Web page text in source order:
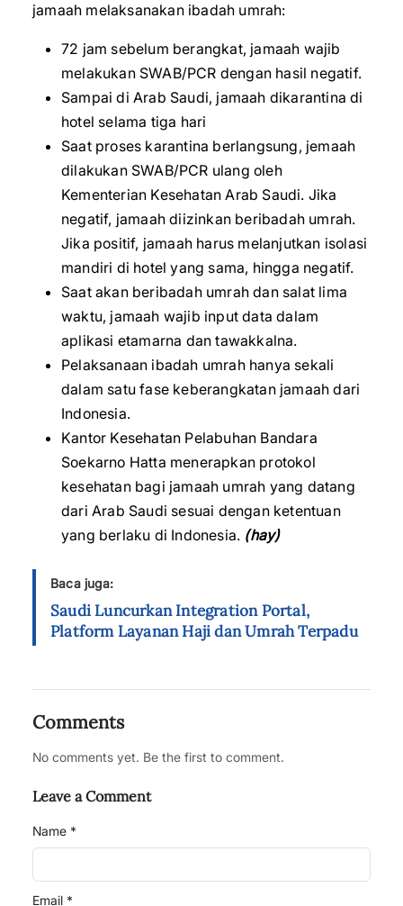
jamaah melaksanakan ibadah umrah:
72 jam sebelum berangkat, jamaah wajib
melakukan SWAB/PCR dengan hasil negatif.
Sampai di Arab Saudi, jamaah dikarantina di
hotel selama tiga hari
Saat proses karantina berlangsung, jemaah
dilakukan SWAB/PCR ulang oleh
Kementerian Kesehatan Arab Saudi. Jika
negatif, jamaah diizinkan beribadah umrah.
Jika positif, jamaah harus melanjutkan isolasi
mandiri di hotel yang sama, hingga negatif.
Saat akan beribadah umrah dan salat lima
waktu, jamaah wajib input data dalam
aplikasi etamarna dan tawakkalna.
Pelaksanaan ibadah umrah hanya sekali
dalam satu fase keberangkatan jamaah dari
Indonesia.
Kantor Kesehatan Pelabuhan Bandara
Soekarno Hatta menerapkan protokol
kesehatan bagi jamaah umrah yang datang
dari Arab Saudi sesuai dengan ketentuan
yang berlaku di Indonesia. (hay)
Baca juga:
Saudi Luncurkan Integration Portal,
Platform Layanan Haji dan Umrah Terpadu
Comments
No comments yet. Be the first to comment.
Leave a Comment
Name *
Email *